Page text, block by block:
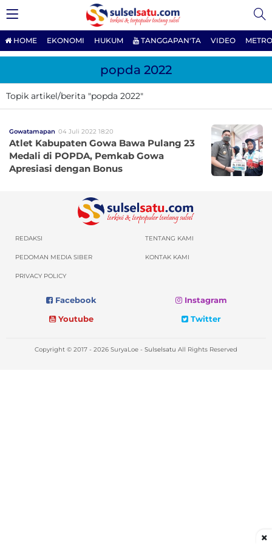
HOME EKONOMI HUKUM TANGGAPAN'TA VIDEO
popda 2022
Topik artikel/berita "popda 2022"
Gowatamapan 04 Juli 2022 18:20
Atlet Kabupaten Gowa Bawa Pulang 23
Medali di POPDA, Pemkab Gowa
Apresiasi dengan Bonus
REDAKSI TENTANG KAMI
PEDOMAN MEDIA SIBER KONTAK KAMI
PRIVACY POLICY
Facebook
Instagram
Youtube
Twitter
Copyright © 2017 - 2026 SuryaLoe - Sulselsatu All Rights Reserved
×